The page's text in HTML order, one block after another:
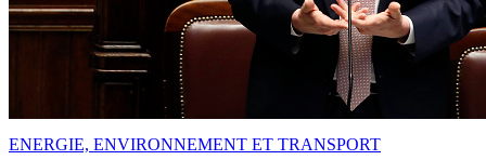
ENERGIE, ENVIRONNEMENT ET TRANSPORT